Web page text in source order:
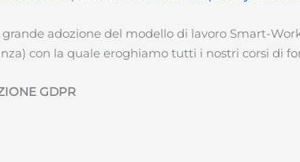
adozione del modello di lavoro Smart-
con la quale eroghiamo tutti i nostri corsi di
GDPR